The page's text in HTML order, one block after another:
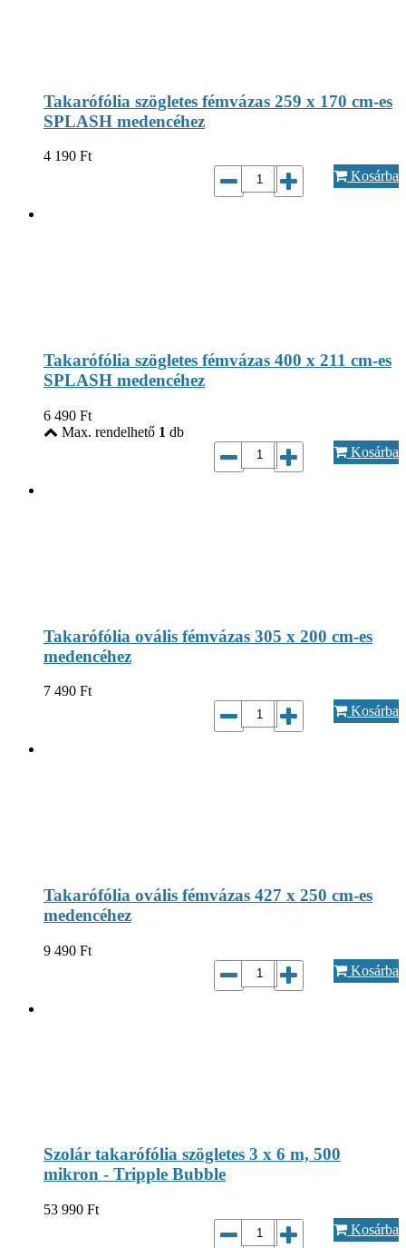
Takarófólia szögletes fémvázas 259 x 170 cm-es
SPLASH medencéhez
4 190 Ft
Kosárba
Takarófólia szögletes fémvázas 400 x 211 cm-es
SPLASH medencéhez
6 490 Ft
Max. rendelhető 1 db
Kosárba
Takarófólia ovális fémvázas 305 x 200 cm-es
medencéhez
7 490 Ft
Kosárba
Takarófólia ovális fémvázas 427 x 250 cm-es
medencéhez
9 490 Ft
Kosárba
Szolár takarófólia szögletes 3 x 6 m, 500
mikron - Tripple Bubble
53 990 Ft
Kosárba